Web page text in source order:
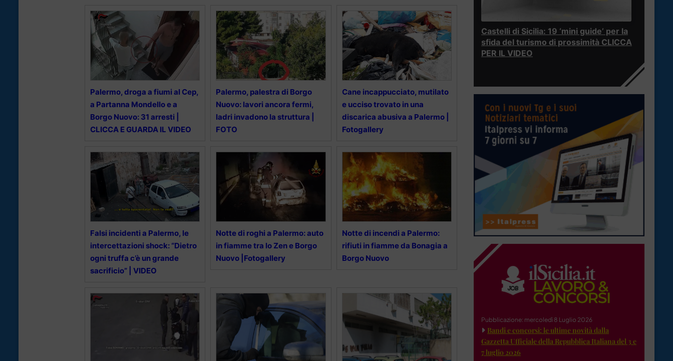
Palermo, droga a fiumi al Cep,
a Partanna Mondello e a
Borgo Nuovo: 31 arresti |
CLICCA E GUARDA IL VIDEO
Palermo, palestra di Borgo
Nuovo: lavori ancora fermi,
ladri invadono la struttura |
FOTO
Cane incappucciato, mutilato
e ucciso trovato in una
discarica abusiva a Palermo |
Fotogallery
Falsi incidenti a Palermo, le
intercettazioni shock: “Dietro
ogni truffa c’è un grande
sacrificio” | VIDEO
Notte di roghi a Palermo: auto
in fiamme tra lo Zen e Borgo
Nuovo |Fotogallery
Notte di incendi a Palermo:
rifiuti in fiamme da Bonagia a
Borgo Nuovo
Castelli di Sicilia: 19 ‘mini guide’ per la
sfida del turismo di prossimità CLICCA
PER IL VIDEO
Pubblicazione: mercoledì 8 Luglio 2026
Bandi e concorsi: le ultime novità dalla
Gazzetta Ufficiale della Repubblica Italiana del 3 e
7 luglio 2026